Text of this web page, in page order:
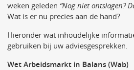
weken geleden “Nog niet ontslagen?
Wat is er nu precies aan de hand?
Hieronder wat inhoudelijke
gebruiken bij uw adviesgesprekken.
Wet Arbeidsmarkt in Balans (Wab)